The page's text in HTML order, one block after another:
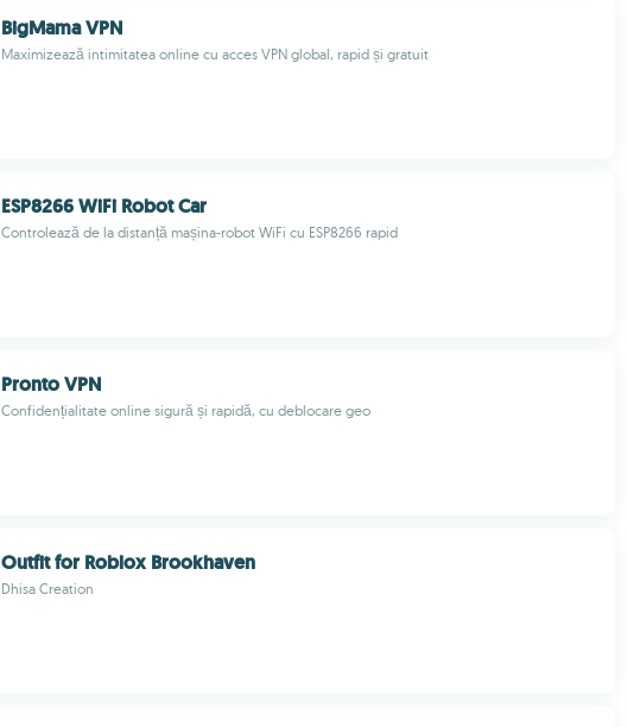
BigMama VPN
Maximizează intimitatea online cu acces VPN global, rapid și gratuit
ESP8266 WiFi Robot Car
Controlează de la distanță mașina-robot WiFi cu ESP8266 rapid
Pronto VPN
Confidențialitate online sigură și rapidă, cu deblocare geo
Outfit for Roblox Brookhaven
Dhisa Creation